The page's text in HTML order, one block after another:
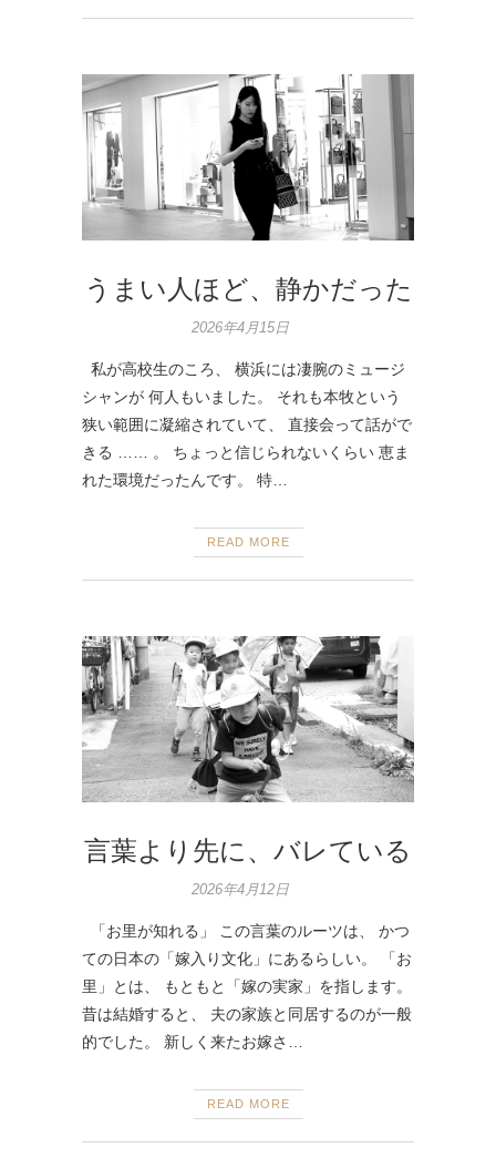
うまい人ほど、静かだった
2026年4月15日
私が高校生のころ、 横浜には凄腕のミュージ
シャンが 何人もいました。 それも本牧という
狭い範囲に凝縮されていて、 直接会って話がで
きる …… 。 ちょっと信じられないくらい 恵ま
れた環境だったんです。 特…
READ MORE
言葉より先に、バレている
2026年4月12日
「お里が知れる」 この言葉のルーツは、 かつ
ての日本の「嫁入り文化」にあるらしい。 「お
里」とは、 もともと「嫁の実家」を指します。
昔は結婚すると、 夫の家族と同居するのが一般
的でした。 新しく来たお嫁さ…
READ MORE